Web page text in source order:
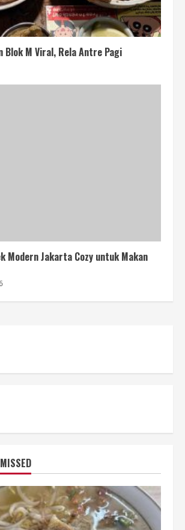
Blok M Viral, Rela Antre Pagi
Modern Jakarta Cozy untuk Makan